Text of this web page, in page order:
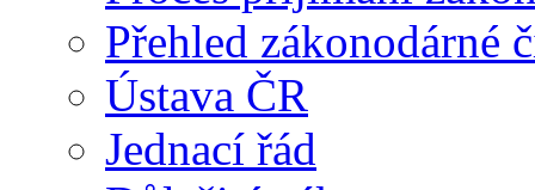
Přehled zákonodárné
Ústava ČR
Jednací řád